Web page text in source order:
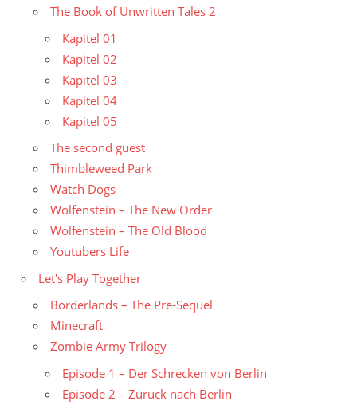
The Book of Unwritten Tales 2
Kapitel 01
Kapitel 02
Kapitel 03
Kapitel 04
Kapitel 05
The second guest
Thimbleweed Park
Watch Dogs
Wolfenstein – The New Order
Wolfenstein – The Old Blood
Youtubers Life
Let's Play Together
Borderlands – The Pre-Sequel
Minecraft
Zombie Army Trilogy
Episode 1 – Der Schrecken von Berlin
Episode 2 – Zurück nach Berlin